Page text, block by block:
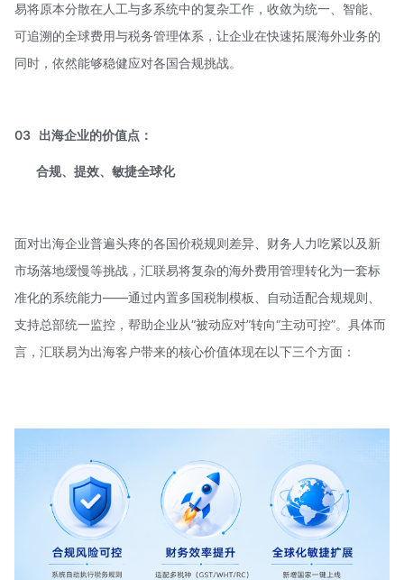
易将原本分散在人工与多系统中的复杂工作，收敛为统一、智能、
可追溯的全球费用与税务管理体系，让企业在快速拓展海外业务的
同时，依然能够稳健应对各国合规挑战。
03 出海企业的价值点：
合规、提效、敏捷全球化
面对出海企业普遍头疼的各国价税规则差异、财务人力吃紧以及新
市场落地缓慢等挑战，汇联易将复杂的海外费用管理转化为一套标
准化的系统能力——通过内置多国税制模板、自动适配合规规则、
支持总部统一监控，帮助企业从“被动应对”转向“主动可控”。具体而
言，汇联易为出海客户带来的核心价值体现在以下三个方面：